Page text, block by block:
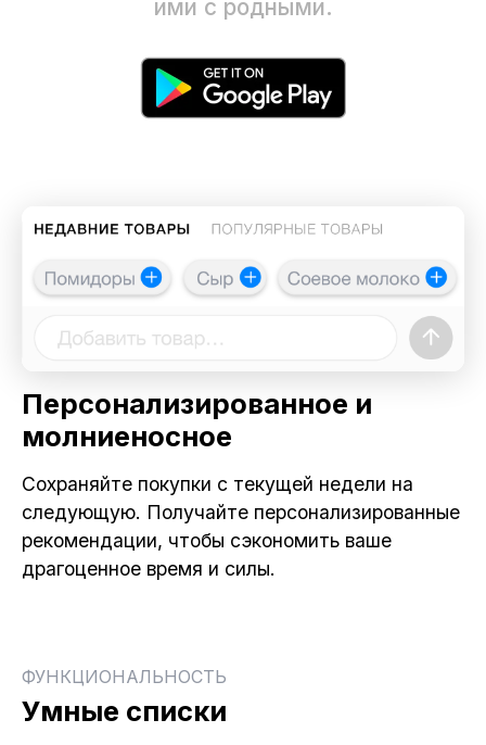
ими с родными.
Персонализированное и
молниеносное
Сохраняйте покупки с текущей недели на
следующую. Получайте персонализированные
рекомендации, чтобы сэкономить ваше
драгоценное время и силы.
ФУНКЦИОНАЛЬНОСТЬ
Умные списки